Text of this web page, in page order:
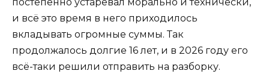
и всё это время в него приходилось
вкладывать огромные суммы. Так
продолжалось долгие 16 лет, и в 2026 году его
всё-таки решили отправить на разборку.